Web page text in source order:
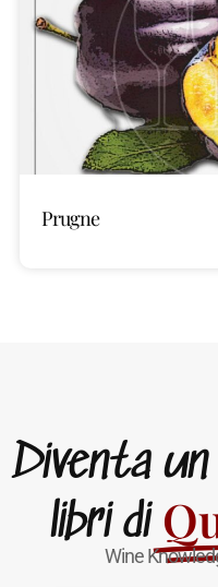
Prugne
Diventa
libri di
Wine